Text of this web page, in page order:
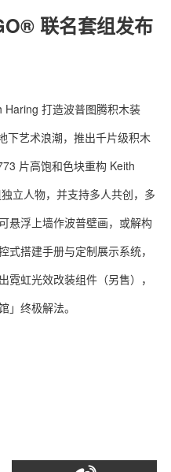
联系我们
联名套组发布
打造波普图腾积木装
下艺术浪潮，推出千片级积木
片高饱和色块重构 Keith
立人物，并支持多人共创，多
悬浮上墙作波普壁画，或解构
式搭建手册与定制展示系统，
虹光效改装组件（另售），
」终极解法。